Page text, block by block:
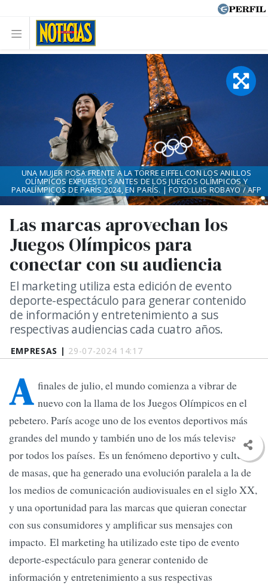
EMPRESAS | 29-07-2024 14:17
Las marcas aprovechan los
Juegos Olímpicos para
conectar con su audiencia
El marketing utiliza esta edición de evento
deporte-espectáculo para generar contenido
de información y entretenimiento a sus
respectivas audiencias cada cuatro años.
UNA MUJER POSA FRENTE A LA TORRE EIFFEL CON LOS ANILLOS
OLÍMPICOS EXPUESTOS ANTES DE LOS JUEGOS OLÍMPICOS Y
PARALÍMPICOS DE PARÍS 2024, EN PARÍS. | FOTO:LUIS ROBAYO / AFP
A finales de julio, el mundo comienza a vibrar de
nuevo con la llama de los Juegos Olímpicos en el
pebetero. París acoge uno de los eventos deportivos más
grandes del mundo y también uno de los más televisados
por todos los países. Es un fenómeno deportivo y cultural
de masas, que ha generado una evolución paralela a la de
los medios de comunicación audiovisuales en el siglo XX,
y una oportunidad para las marcas que quieran conectar
con sus consumidores y amplificar sus mensajes con
impacto. El marketing ha utilizado este tipo de evento
deporte-espectáculo para generar contenido de
información y entretenimiento a sus respectivas